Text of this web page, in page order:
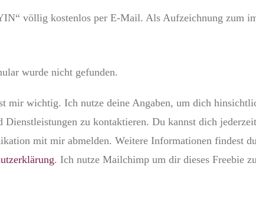
völlig kostenlos per E-Mail. Als Aufzeichnung zum
wurde nicht gefunden.
mir wichtig. Ich nutze deine Angaben, um dich
Dienstleistungen zu kontaktieren. Du kannst dich
mit mir abmelden. Weitere Informationen findest
. Ich nutze Mailchimp um dir dieses Freebie